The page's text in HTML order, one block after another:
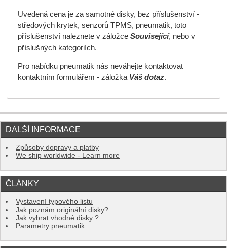
Uvedená cena je za samotné disky, bez příslušenství -
středových krytek, senzorů TPMS, pneumatik, toto
příslušenství naleznete v záložce Související, nebo v
příslušných kategoriích.
Pro nabídku pneumatik nás neváhejte kontaktovat
kontaktním formulářem - záložka Váš dotaz.
DALŠÍ INFORMACE
Způsoby dopravy a platby
We ship worldwide - Learn more
ČLÁNKY
Vystavení typového listu
Jak poznám originální disky?
Jak vybrat vhodné disky ?
Parametry pneumatik